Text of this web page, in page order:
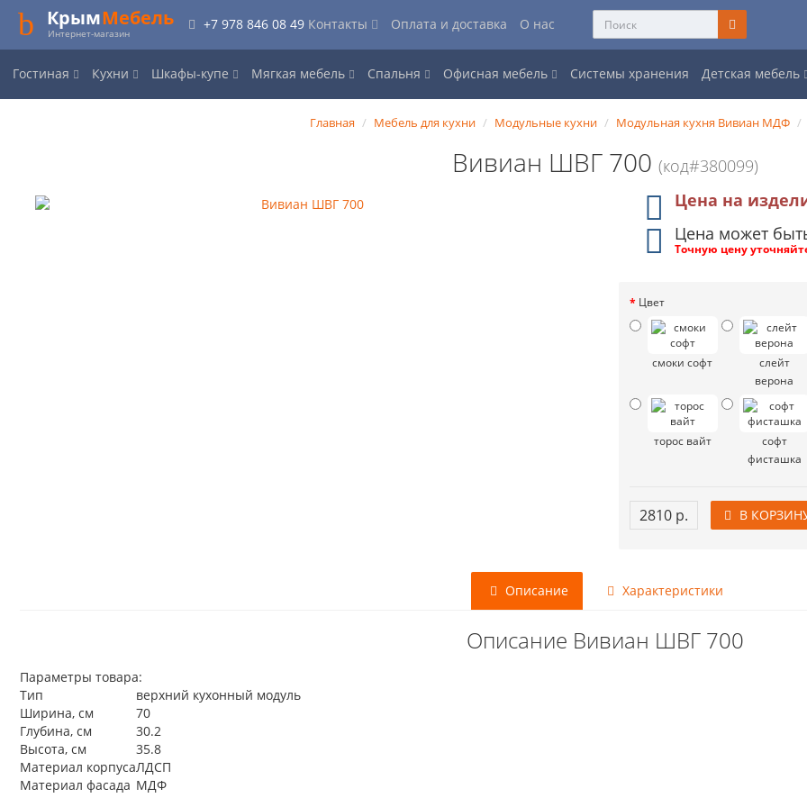
КрымМебель
Интернет-магазин
+7 978 846 08 49 Контакты Оплата и доставка О нас
Гостиная Кухни Шкафы-купе Мягкая мебель Спальня Офисная мебель Системы хранения Детская мебель
Главная Мебель для кухни Модульные кухни Модульная кухня Вивиан МДФ
Вивиан ШВГ 700 (код#380099)
Цена на
Цена может
Точную цену
Цвет
смоки софт
слейт
верона
торос вайт
софт
фисташка
2810 р. В
Описание Характеристики
Описание Вивиан ШВГ 700
Параметры товара:
Тип
верхний кухонный модуль
Ширина, см
70
Глубина, см
30.2
Высота, см
35.8
Материал корпусаЛДСП
Материал фасада МДФ